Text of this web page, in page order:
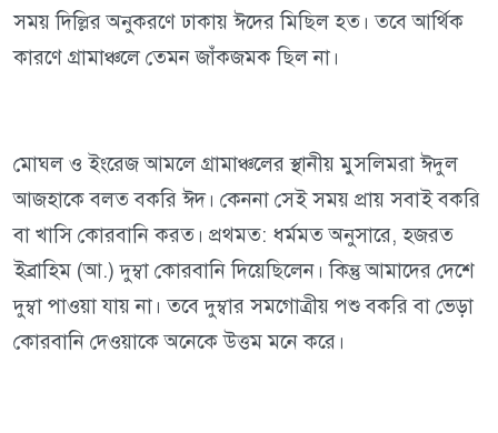
সময় দিল্লির অনুকরণে ঢাকায় ঈদের মিছিল হত। তবে আর্থিক
কারণে গ্রামাঞ্চলে তেমন জাঁকজমক ছিল না।
মোঘল ও ইংরেজ আমলে গ্রামাঞ্চলের স্থানীয় মুসলিমরা ঈদুল
আজহাকে বলত বকরি ঈদ। কেননা সেই সময় প্রায় সবাই বকরি
বা খাসি কোরবানি করত। প্রথমত: ধর্মমত অনুসারে, হজরত
ইব্রাহিম (আ.) দুম্বা কোরবানি দিয়েছিলেন। কিন্তু আমাদের দেশে
দুম্বা পাওয়া যায় না। তবে দুম্বার সমগোত্রীয় পশু বকরি বা ভেড়া
কোরবানি দেওয়াকে অনেকে উত্তম মনে করে।